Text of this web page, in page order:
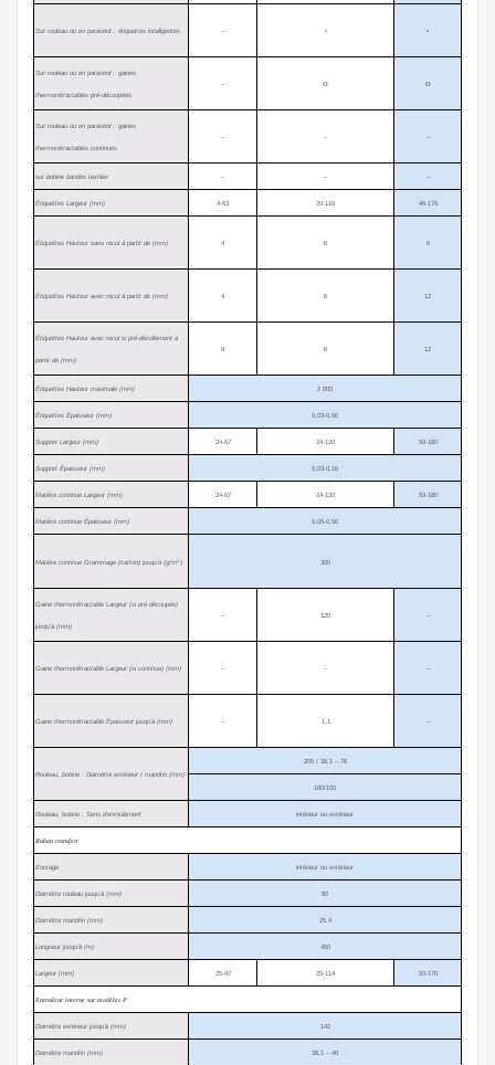
Sur rouleau ou en paravent : étiquettes intelligentes – • •
Sur rouleau ou en paravent : gaines
thermorétractables pré-découpées
– Ο Ο
Sur rouleau ou en paravent : gaines
thermorétractables continues
– – –
sur bobine bandes textiles – – –
Étiquettes Largeur (mm) 4-63 20-116 46-176
Étiquettes Hauteur sans recul à partir de (mm) 4 6 6
Étiquettes Hauteur avec recul à partir de (mm) 4 6 12
Étiquettes Hauteur avec recul si pré-décollement à
partir de (mm)
6 6 12
Étiquettes Hauteur maximale (mm) 2 000
Étiquettes Épaisseur (mm) 0,03-0,60
Support Largeur (mm) 24-67 24-120 50-180
Support Épaisseur (mm) 0,03-0,16
Matière continue Largeur (mm) 24-67 24-120 50-180
Matière continue Épaisseur (mm) 0,05-0,50
Matière continue Grammage (carton) jusqu’à (g/m2 ) 300
Gaine thermorétractable Largeur (si pré-découpée)
jusqu’à (mm)
– 120 –
Gaine thermorétractable Largeur (si continue) (mm) – – –
Gaine thermorétractable Épaisseur jusqu’à (mm) – 1,1 –
Rouleau, bobine : Diamètre extérieur / mandrin (mm)
205 / 38,1 – 76
180/100
Rouleau, bobine : Sens d’enroulement intérieur ou extérieur
Ruban transfert
Encrage intérieur ou extérieur
Diamètre rouleau jusqu’à (mm) 80
Diamètre mandrin (mm) 25,4
Longueur jusqu’à (m) 450
Largeur (mm) 25-67 25-114 50-170
Enrouleur interne sur modèles P
Diamètre extérieur jusqu’à (mm) 142
Diamètre mandrin (mm) 38,1 – 40